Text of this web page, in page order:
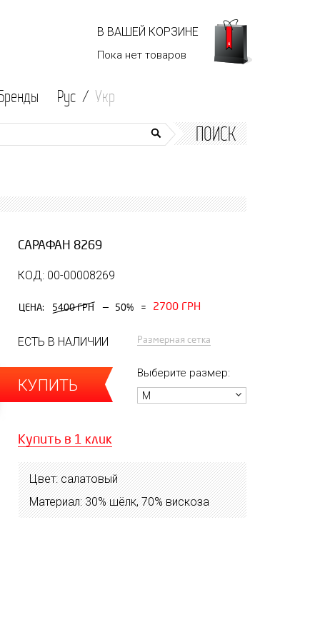
В ВАШЕЙ КОРЗИНЕ
Пока нет товаров
Рус / Укр
ПОИСК
САРАФАН 8269
КОД: 00-00008269
ЦЕНА: 5400 ГРН — 50% = 2700 ГРН
ЕСТЬ В НАЛИЧИИ Размерная сетка
КУПИТЬ
Выберите размер:
M
Купить в 1 клик
Цвет: салатовый
Материал: 30% шёлк, 70% вискоза